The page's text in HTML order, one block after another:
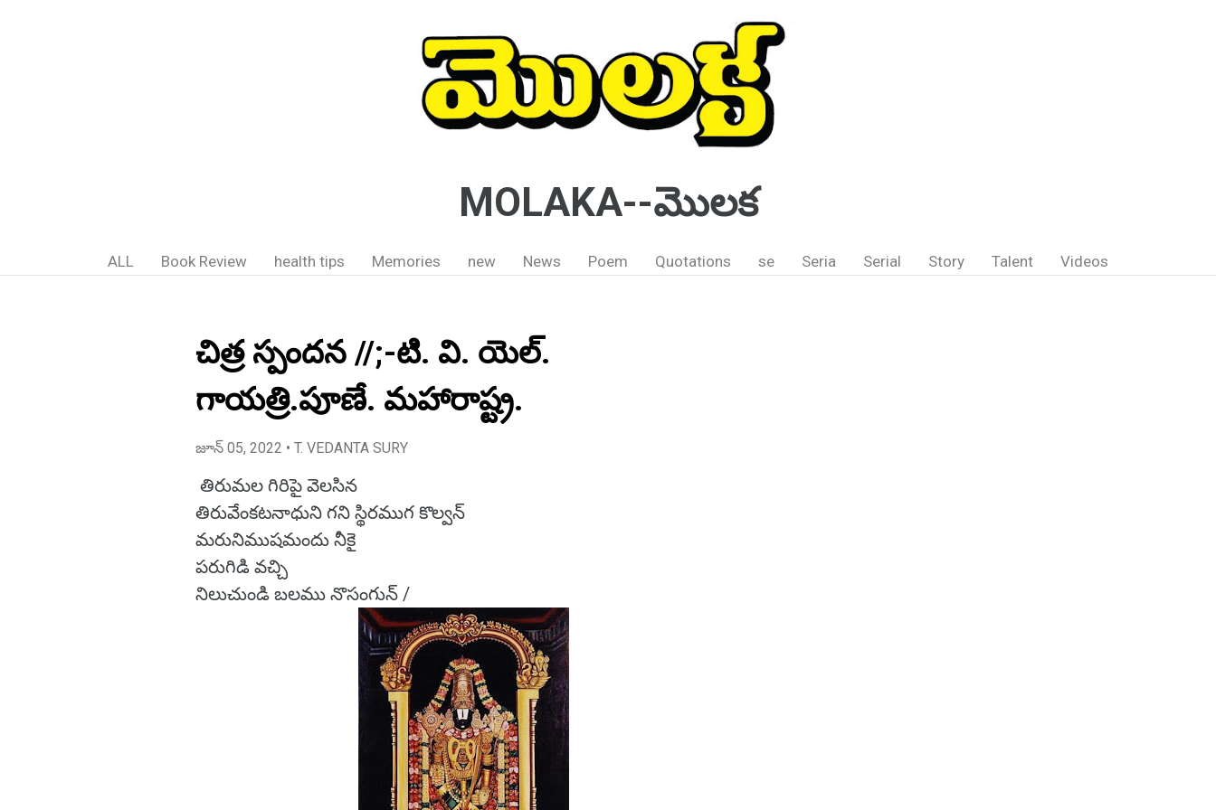
MOLAKA--మొలక
ALL Book Review health tips Memories new News Poem Quotations se Seria Serial Story Talent Videos
చిత్ర స్పందన //;-టి. వి. యెల్.
గాయత్రి.పూణే. మహారాష్ట్ర.
జూన్ 05, 2022 • T. VEDANTA SURY
తిరుమల గిరిపై వెలసిన
తిరువేంకటనాధుని గని స్థిరముగ కొల్వన్
మరునిముషమందు నీకై
పరుగిడి వచ్చి
నిలుచుండి బలము నొసంగున్ /